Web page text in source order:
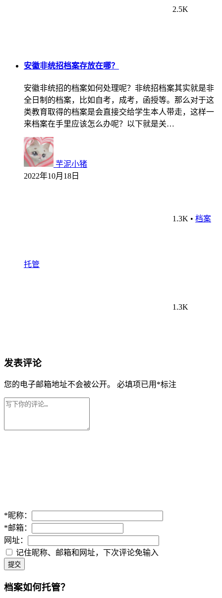
2.5K
安徽非统招档案存放在哪？
安徽非统招的档案如何处理呢？非统招档案其实就是非
全日制的档案，比如自考，成考，函授等。那么对于这
类教育取得的档案是会直接交给学生本人带走，这样一
来档案在手里应该怎么办呢？以下就是关…
芋泥小猪
2022年10月18日
1.3K • 档案
托管
1.3K
发表评论
您的电子邮箱地址不会被公开。 必填项已用 *标注
*昵称：
*邮箱：
网址：
记住昵称、邮箱和网址，下次评论免输入
提交
档案如何托管？